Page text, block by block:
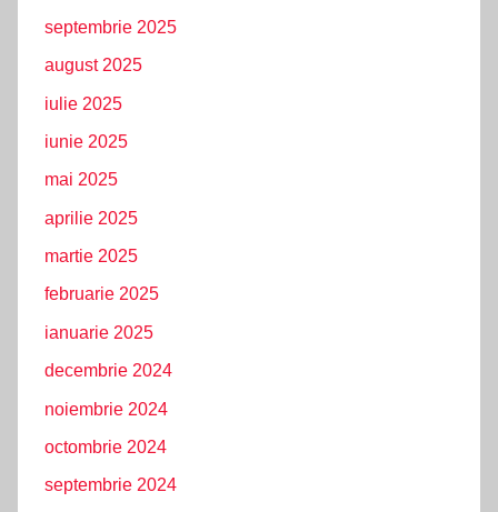
septembrie 2025
august 2025
iulie 2025
iunie 2025
mai 2025
aprilie 2025
martie 2025
februarie 2025
ianuarie 2025
decembrie 2024
noiembrie 2024
octombrie 2024
septembrie 2024